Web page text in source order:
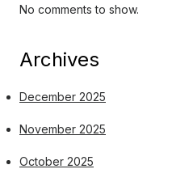
No comments to show.
Archives
December 2025
November 2025
October 2025